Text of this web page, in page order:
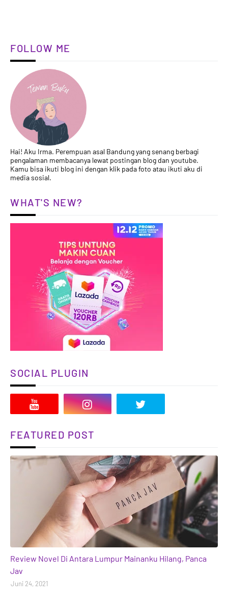
FOLLOW ME
Hai! Aku Irma. Perempuan asal Bandung yang senang berbagi
pengalaman membacanya lewat postingan blog dan youtube.
Kamu bisa ikuti blog ini dengan klik pada foto atau ikuti aku di
media sosial.
WHAT'S NEW?
SOCIAL PLUGIN
FEATURED POST
Review Novel Di Antara Lumpur Mainanku Hilang, Panca
Jav
Juni 24, 2021